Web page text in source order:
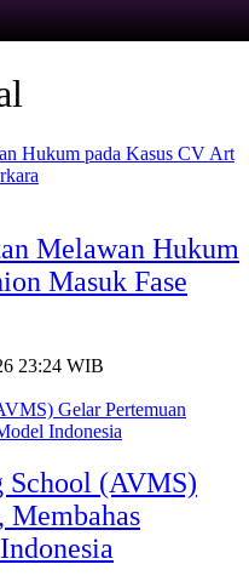
Melawan Hukum
Masuk Fase
23:24 WIB
School (AVMS)
Membahas